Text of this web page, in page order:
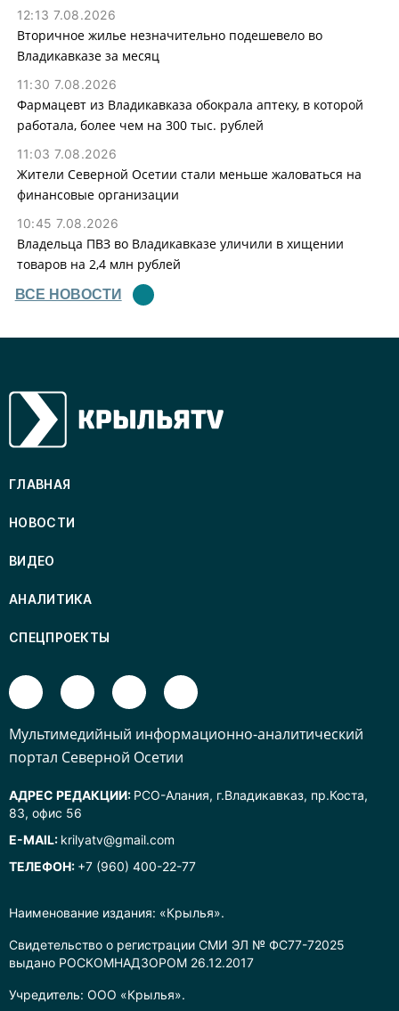
12:13 7.08.2026
Вторичное жилье незначительно подешевело во
Владикавказе за месяц
11:30 7.08.2026
Фармацевт из Владикавказа обокрала аптеку, в которой
работала, более чем на 300 тыс. рублей
11:03 7.08.2026
Жители Северной Осетии стали меньше жаловаться на
финансовые организации
10:45 7.08.2026
Владельца ПВЗ во Владикавказе уличили в хищении
товаров на 2,4 млн рублей
ВСЕ НОВОСТИ
Наименование издания: «Крылья».
Свидетельство о регистрации СМИ ЭЛ № ФС77-72025
выдано РОСКОМНАДЗОРОМ 26.12.2017
Учредитель: ООО «Крылья».
ГЛАВНАЯ
НОВОСТИ
ВИДЕО
АНАЛИТИКА
СПЕЦПРОЕКТЫ
Mультимедийный информационно-аналитический
портал Северной Осетии
АДРЕС РЕДАКЦИИ: РСО-Алания, г.Владикавказ, пр.Коста,
83, офис 56
E-MAIL: krilyatv@gmail.com
ТЕЛЕФОН: +7 (960) 400-22-77